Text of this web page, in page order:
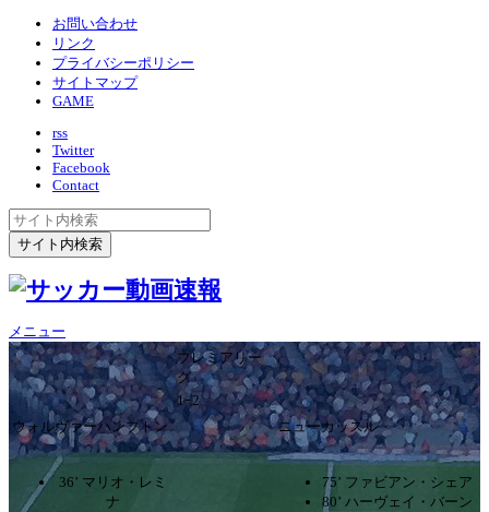
お問い合わせ
リンク
プライバシーポリシー
サイトマップ
GAME
rss
Twitter
Facebook
Contact
メニュー
プレミアリー
グ
1ｰ2
ウォルヴァーハンプトン
ニューカッスル
36’ マリオ・レミ
ナ
75’ ファビアン・シェア
80’ ハーヴェイ・バーン